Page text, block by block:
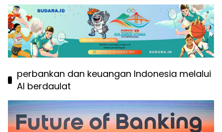
perbankan dan keuangan Indonesia melalui
AI berdaulat